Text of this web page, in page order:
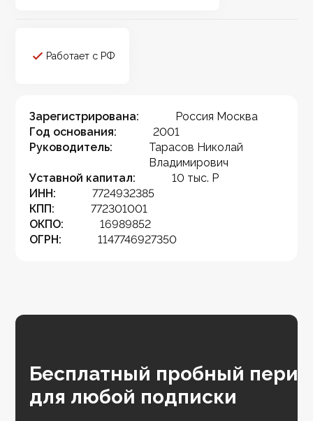
Работает с РФ
Зарегистрирована:
Россия Москва
Год основания:
2001
Руководитель:
Тарасов Николай
Владимирович
Уставной капитал:
10 тыс. Р
ИНН:
7724932385
КПП:
772301001
ОКПО:
16989852
ОГРН:
1147746927350
Бесплатный пробный
для любой подписки